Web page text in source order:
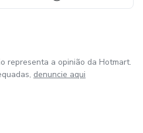
representa a opinião da Hotmart.
denuncie aqui